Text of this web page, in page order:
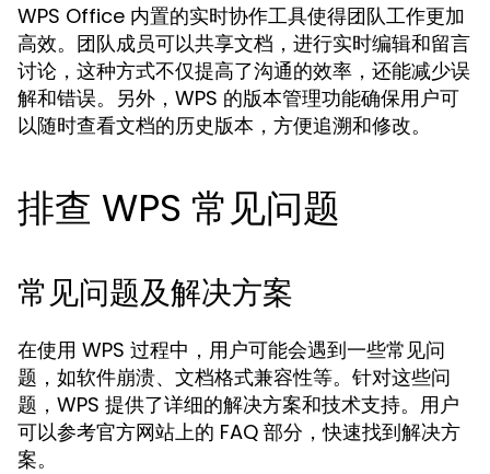
WPS Office 内置的实时协作工具使得团队工作更加
高效。团队成员可以共享文档，进行实时编辑和留言
讨论，这种方式不仅提高了沟通的效率，还能减少误
解和错误。另外，WPS 的版本管理功能确保用户可
以随时查看文档的历史版本，方便追溯和修改。
排查 WPS 常见问题
常见问题及解决方案
在使用 WPS 过程中，用户可能会遇到一些常见问
题，如软件崩溃、文档格式兼容性等。针对这些问
题，WPS 提供了详细的解决方案和技术支持。用户
可以参考官方网站上的 FAQ 部分，快速找到解决方
案。